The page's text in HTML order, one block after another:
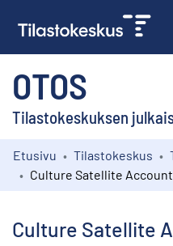
OTOS
Tilastokeskuksen
Kokoelmat
Etusivu Tilastokeskus
Culture Satellite